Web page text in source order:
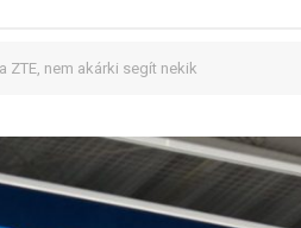
ZTE, nem akárki segít nekik